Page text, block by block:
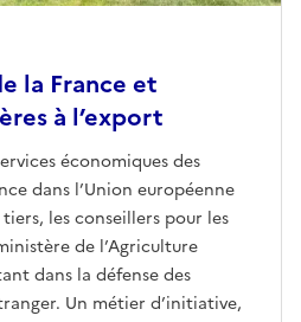
la France et
à l’export
économiques des
dans l’Union européenne
les conseillers pour les
de l’Agriculture
dans la défense des
Un métier d’initiative,